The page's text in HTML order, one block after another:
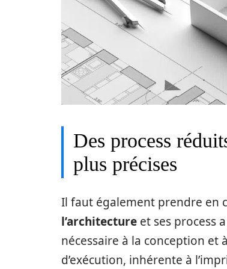
Des process
plus précises
Il faut également prendre en
l’architecture et ses process
nécessaire à la conception et
d’exécution, inhérente à